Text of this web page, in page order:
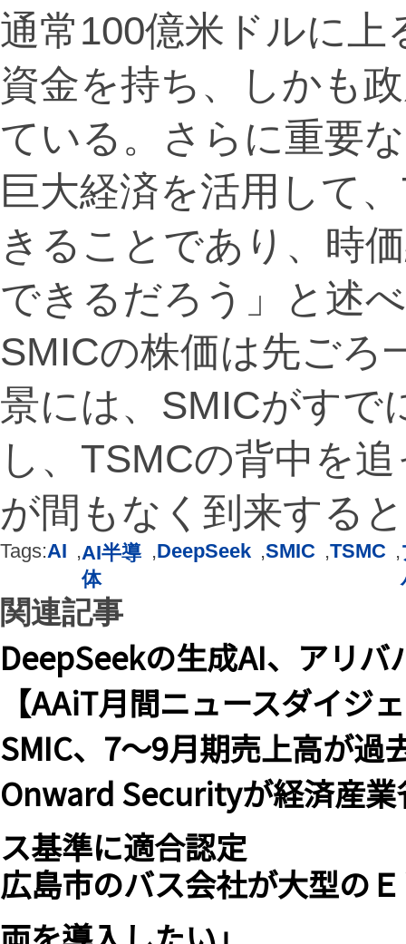
通常100億米ドルに
資金を持ち、しかも
ている。さらに重要
巨大経済を活用して
きることであり、時
できるだろう」と述
SMICの株価は先ごろ
景には、SMICがすで
し、TSMCの背中を
が間もなく到来する
Tags:AI ,AI半導
体
,DeepSeek ,SMIC ,TSMC ,
関連記事
DeepSeekの生成AI、アリ
【AAiT月間ニュースダイジ
SMIC、7～9月期売上高が過
Onward Securityが経済産
ス基準に適合認定
広島市のバス会社が大型の
両を導入したい」